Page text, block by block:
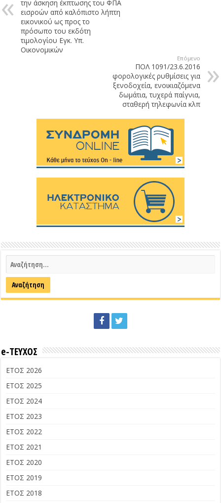
την άσκηση έκπτωσης του ΦΠΑ
εισροών από καλόπιστο λήπτη
εικονικού ως προς το
πρόσωπο του εκδότη
τιμολογίου Εγκ. Υπ.
Οικονομικών
Επόμενο
ΠΟΛ 1091/23.6.2016
φορολογικές ρυθμίσεις για
ξενοδοχεία, ενοικιαζόμενα
δωμάτια, τυχερά παίγνια,
σταθερή τηλεφωνία κλπ
e-ΤΕΥΧΟΣ
ΕΤΟΣ 2026
ΕΤΟΣ 2025
ΕΤΟΣ 2024
ΕΤΟΣ 2023
ΕΤΟΣ 2022
ΕΤΟΣ 2021
ΕΤΟΣ 2020
ΕΤΟΣ 2019
ΕΤΟΣ 2018